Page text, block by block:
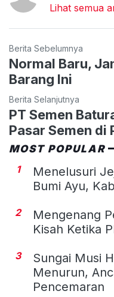
Lihat semua
Berita Sebelumnya
Normal Baru,
Barang Ini
Berita Selanjutnya
PT Semen
Pasar Semen di
MOST POPULAR
1
Menelusuri
Bumi Ayu,
2
Mengenang
Kisah Ketika
3
Sungai Musi
Menurun,
Pencemaran